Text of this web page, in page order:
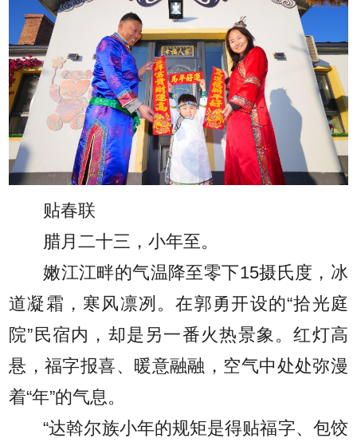
贴春联
腊月二十三，小年至。
嫩江江畔的气温降至零下15摄氏度，冰
道凝霜，寒风凛冽。在郭勇开设的“拾光庭
院”民宿内，却是另一番火热景象。红灯高
悬，福字报喜、暖意融融，空气中处处弥漫
着“年”的气息。
“达斡尔族小年的规矩是得贴福字、包饺